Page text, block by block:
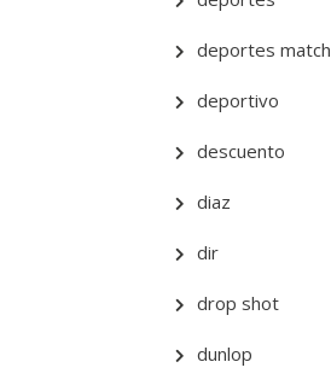
deportes match
deportivo
descuento
diaz
dir
drop shot
dunlop